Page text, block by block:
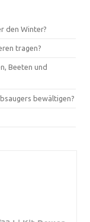
den Winter?
tragen?
Beeten und
bewältigen?